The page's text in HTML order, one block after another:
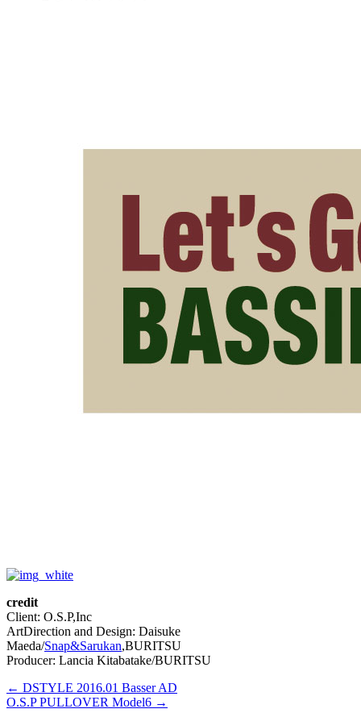
credit
Client: O.S.P,Inc
ArtDirection and Design: Daisuke
Maeda/Snap&Sarukan,BURITSU
Producer: Lancia Kitabatake/BURITSU
← DSTYLE 2016.01 Basser AD
O.S.P PULLOVER Model6 →